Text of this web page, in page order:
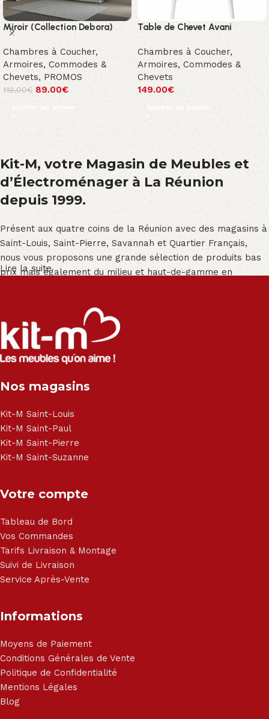
Miroir (Collection Debora)
Chambres à Coucher,
Armoires, Commodes &
Chevets, PROMOS
119.00€ 89.00€
Ajouter au panier
Table de Chevet Avani
Chambres à Coucher,
Armoires, Commodes &
Chevets
149.00€
Ajouter au panier
Kit-M, votre Magasin de Meubles et
d’Électroménager à La Réunion
depuis 1999.
Présent aux quatre coins de la Réunion avec des magasins à
Saint-Louis, Saint-Pierre, Savannah et Quartier Français,
nous vous proposons une grande sélection de produits bas
prix mais également du milieu et haut-de-gamme en
Salon angle - Salon convertible - Salon relax - Canapé -
Canapé lit - Cuisine sur-mesure - Fauteuil - Armoire - Table
et chaise - Meuble de salle de bain - Literie - Lit - Bureau -
Électroménager - Télévision led - Réfrigérateur -
- Matelas - Hifi Hitachi, LG, Sharp, Philips, Bosh, Moulinex,
Haier, Sony, Cecotec, Westpoint, Dyson.
Lire la suite
Nos magasins
Kit-M Saint-Louis
Kit-M Saint-Paul
Kit-M Saint-Pierre
Kit-M Saint-Suzanne
Votre compte
Tableau de Bord
Vos Commandes
Tarifs Livraison & Montage
Suivi de Livraison
Service Après-Vente
Informations
Moyens de Paiement
Conditions Générales de Vente
Politique de Confidentialité
Mentions Légales
Blog